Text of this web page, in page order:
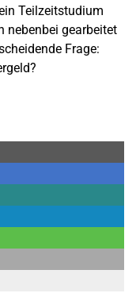
Teilzeitstudium
nebenbei gearbeitet
Frage: